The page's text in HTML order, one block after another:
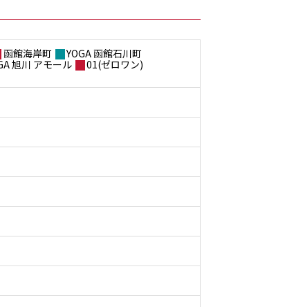
函館海岸町
YOGA 函館石川町
旭川 アモール
01(ゼロワン)